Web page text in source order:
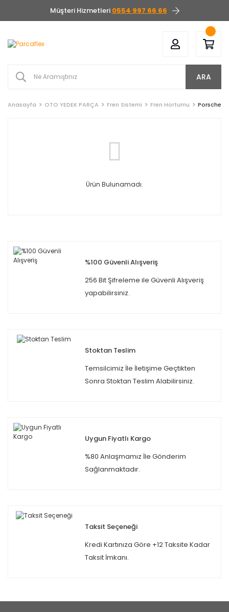
Müşteri Hizmetleri 0554 997 66 66
ARA
Anasayfa OTO YEDEK PARÇA Fren Sistemi Fren Hortumu Porsche
Ürün Bulunamadı.
%100 Güvenli Alışveriş
256 Bit Şifreleme ile Güvenli Alışveriş
yapabilirsiniz.
Stoktan Teslim
Temsilcimiz İle İletişime Geçtikten
Sonra Stoktan Teslim Alabilirsiniz.
Uygun Fiyatlı Kargo
%80 Anlaşmamız İle Gönderim
Sağlanmaktadır.
Taksit Seçeneği
Kredi Kartınıza Göre +12 Taksite Kadar
Taksit İmkanı.